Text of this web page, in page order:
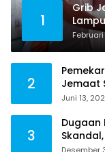
1
Grib
2
Jemaat
2021,
Juni 13,
3
Dugaan
ini